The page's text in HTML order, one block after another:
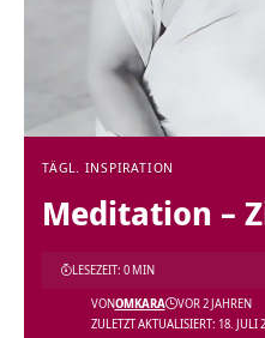
TÄGL. INSPIRATION
Meditation –
ZULETZT AKTUALISIERT: 18. JULI
VONOMKARA VOR 2 JAHREN
LESEZEIT: 0 MIN